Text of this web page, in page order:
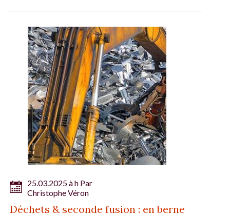
25.03.2025 à h Par
Christophe Véron
Déchets & seconde fusion : en berne